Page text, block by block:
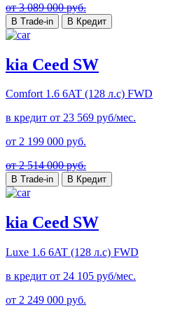
от 3 089 000 руб.
В Trade-in В Кредит
kia Ceed SW
Comfort 1.6 6AT (128 л.с) FWD
в кредит от 23 569 руб/мес.
от 2 199 000 руб.
от 2 514 000 руб.
В Trade-in В Кредит
kia Ceed SW
Luxe 1.6 6AT (128 л.с) FWD
в кредит от 24 105 руб/мес.
от 2 249 000 руб.